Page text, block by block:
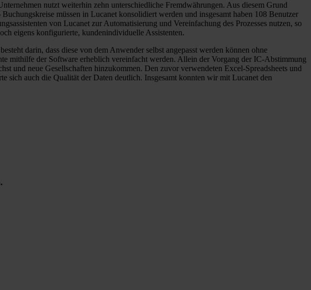
nutzt weiterhin zehn unterschiedliche Fremdwährungen. Aus diesem Grund
müssen in Lucanet konsolidiert werden und insgesamt haben 108 Benutzer
von Lucanet zur Automatisierung und Vereinfachung des Prozesses nutzen, so
eigens konfigurierte, kundenindividuelle Assistenten.
darin, dass diese von dem Anwender selbst angepasst werden können ohne
mithilfe der Software erheblich vereinfacht werden. Allein der Vorgang der IC-Abstimmung
und neue Gesellschaften hinzukommen. Den zuvor verwendeten Excel-Spreadsheets und
sich auch die Qualität der Daten deutlich. Insgesamt konnten wir mit Lucanet den